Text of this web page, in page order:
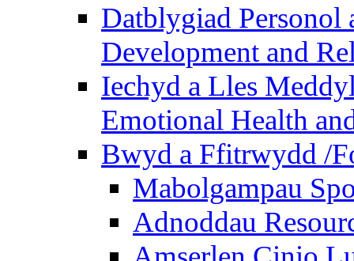
Datblygiad Personol
Development and
Iechyd a Lles
Emotional Health
Bwyd a Ffitrwydd /
Mabolgampau
Adnoddau